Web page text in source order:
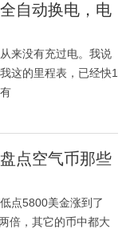
自动换电，电
来没有充过电。我说
这的里程表，已经快1
点空气币那些
点5800美金涨到了
倍，其它的币中都大